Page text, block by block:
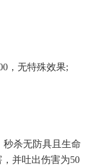
，无特殊效果;
秒杀无防具且生命
并吐出伤害为50